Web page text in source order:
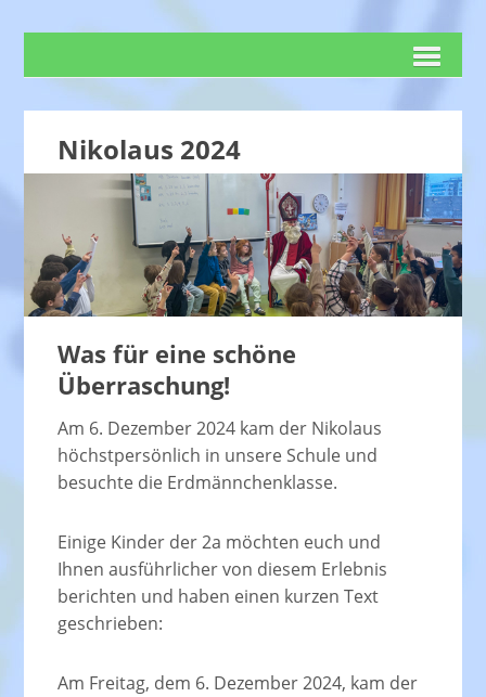
Nikolaus 2024
Was für eine schöne
Überraschung!
Am 6. Dezember 2024 kam der Nikolaus
höchstpersönlich in unsere Schule und
besuchte die Erdmännchenklasse.
Einige Kinder der 2a möchten euch und
Ihnen ausführlicher von diesem Erlebnis
berichten und haben einen kurzen Text
geschrieben:
Am Freitag, dem 6. Dezember 2024, kam der